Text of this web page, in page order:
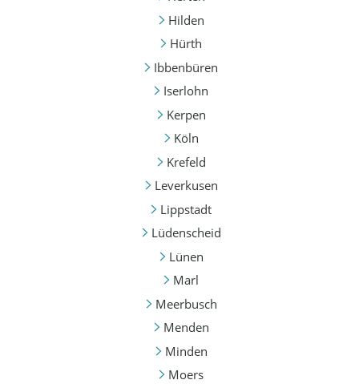
Hilden
Hürth
Ibbenbüren
Iserlohn
Kerpen
Köln
Krefeld
Leverkusen
Lippstadt
Lüdenscheid
Lünen
Marl
Meerbusch
Menden
Minden
Moers